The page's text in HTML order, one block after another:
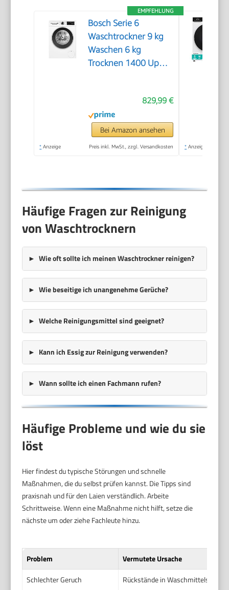
EMPFEHLUNG
Bosch Serie 6
Waschtrockner 9 kg
Waschen 6 kg
Trocknen 1400 UpM
829,99 €
Bei Amazon ansehen
* Anzeige Preis inkl. MwSt., zzgl. Versandkosten * Anzeige
Häufige Fragen zur Reinigung
von Waschtrocknern
Wie oft sollte ich meinen Waschtrockner reinigen?
Wie beseitige ich unangenehme Gerüche?
Welche Reinigungsmittel sind geeignet?
Kann ich Essig zur Reinigung verwenden?
Wann sollte ich einen Fachmann rufen?
Häufige Probleme und wie du sie
löst
Hier findest du typische Störungen und schnelle
Maßnahmen, die du selbst prüfen kannst. Die Tipps sind
praxisnah und für den Laien verständlich. Arbeite
Schrittweise. Wenn eine Maßnahme nicht hilft, setze die
nächste um oder ziehe Fachleute hinzu.
Problem
Vermutete Ursache
Schlechter Geruch
Rückstände in